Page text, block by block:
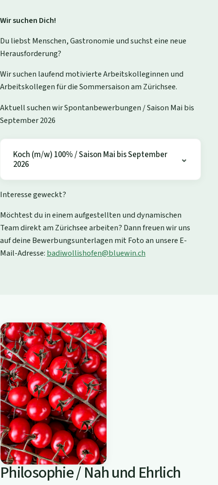
Wir suchen Dich!
Du liebst Menschen, Gastronomie und suchst eine neue
Herausforderung?
Wir suchen laufend motivierte Arbeitskolleginnen und
Arbeitskollegen für die Sommersaison am Zürichsee.
Aktuell suchen wir Spontanbewerbungen / Saison Mai bis
September 2026
Koch (m/w) 100% / Saison Mai bis September
2026
Interesse geweckt?
Möchtest du in einem aufgestellten und dynamischen
Team direkt am Zürichsee arbeiten? Dann freuen wir uns
auf deine Bewerbungsunterlagen mit Foto an unsere E-
Mail-Adresse:badiwollishofen@bluewin.ch
Philosophie / Nah und Ehrlich